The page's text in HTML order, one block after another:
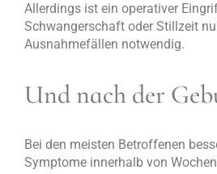
Allerdings ist ein operativer
Schwangerschaft oder Stillzeit
Ausnahmefällen notwendig.
Und nach der
Bei den meisten Betroffenen
Symptome innerhalb von